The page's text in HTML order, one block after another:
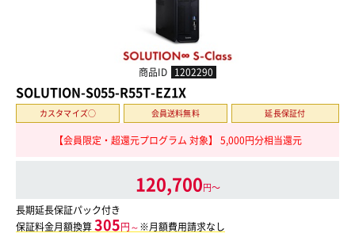
商品ID 1202290
SOLUTION-S055-R55T-EZ1X
カスタマイズ○ 会員送料無料 延長保証付
【会員限定・超還元プログラム 対象】 5,000円分相当還元
120,700円〜
長期延長保証パック付き
保証料金月額換算305円～※月額費用請求なし